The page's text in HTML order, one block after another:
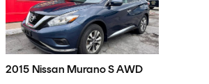
2015 Nissan Murano S AWD